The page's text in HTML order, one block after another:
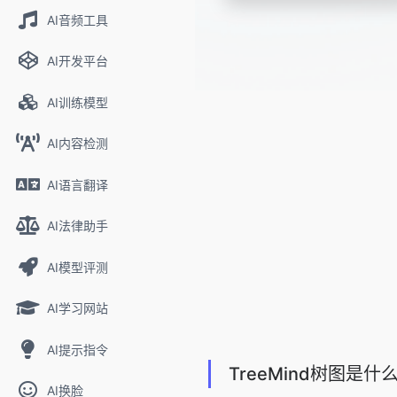
AI音频工具
AI开发平台
AI训练模型
AI内容检测
AI语言翻译
AI法律助手
AI模型评测
AI学习网站
AI提示指令
AI换脸
TreeMind树图是什